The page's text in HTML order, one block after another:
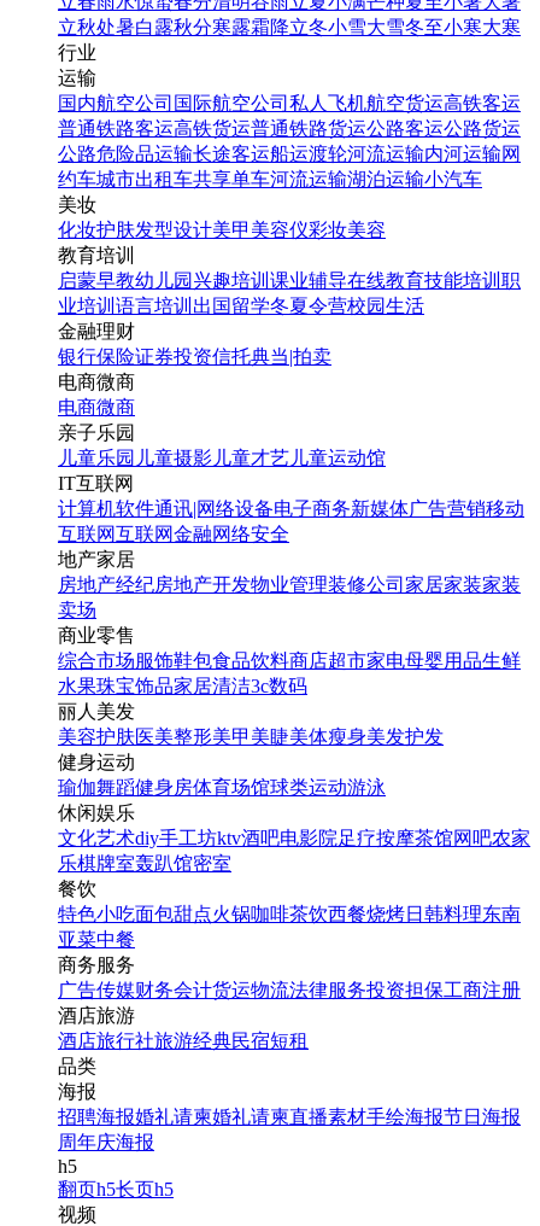
立秋处暑白露秋分寒露霜降立冬小雪大雪冬至小寒大寒
行业
运输
国内航空公司 国际航空公司 私人飞机航空货运高铁客运
普通铁路客运高铁货运普通铁路货运公路客运公路货运
公路危险品运输长途客运船运渡轮河流运输内河运输网
约车城市出租车共享单车河流运输湖泊运输小汽车
美妆
化妆护肤发型设计美甲 美容仪彩妆美容
教育培训
启蒙早教幼儿园 兴趣培训 课业辅导在线教育技能培训 职
业培训 语言培训 出国留学冬夏令营校园生活
金融理财
银行保险证券投资信托典当|拍卖
电商微商
电商微商
亲子乐园
儿童乐园 儿童摄影 儿童才艺 儿童运动馆
IT互联网
计算机软件通讯|网络设备电子商务新媒体广告营销移动
互联网互联网金融网络安全
地产家居
房地产经纪房地产开发物业管理装修公司 家居家装家装
卖场
商业零售
综合市场服饰鞋包食品饮料商店超市家电母婴用品生鲜
水果珠宝饰品家居清洁3c数码
丽人美发
美容护肤医美整形美甲美睫美体瘦身美发护发
健身运动
瑜伽舞蹈健身房体育场馆球类运动游泳
休闲娱乐
文化艺术diy手工坊ktv酒吧电影院足疗按摩茶馆网吧农家
乐棋牌室轰趴馆密室
餐饮
特色小吃面包甜点火锅咖啡茶饮西餐烧烤日韩料理东南
亚菜中餐
商务服务
广告传媒财务会计货运物流法律服务投资担保工商注册
酒店旅游
酒店旅行社旅游经典民宿短租
品类
海报
招聘海报婚礼请柬婚礼请柬直播素材手绘海报节日海报
周年庆海报
h5
翻页h5长页h5
视频